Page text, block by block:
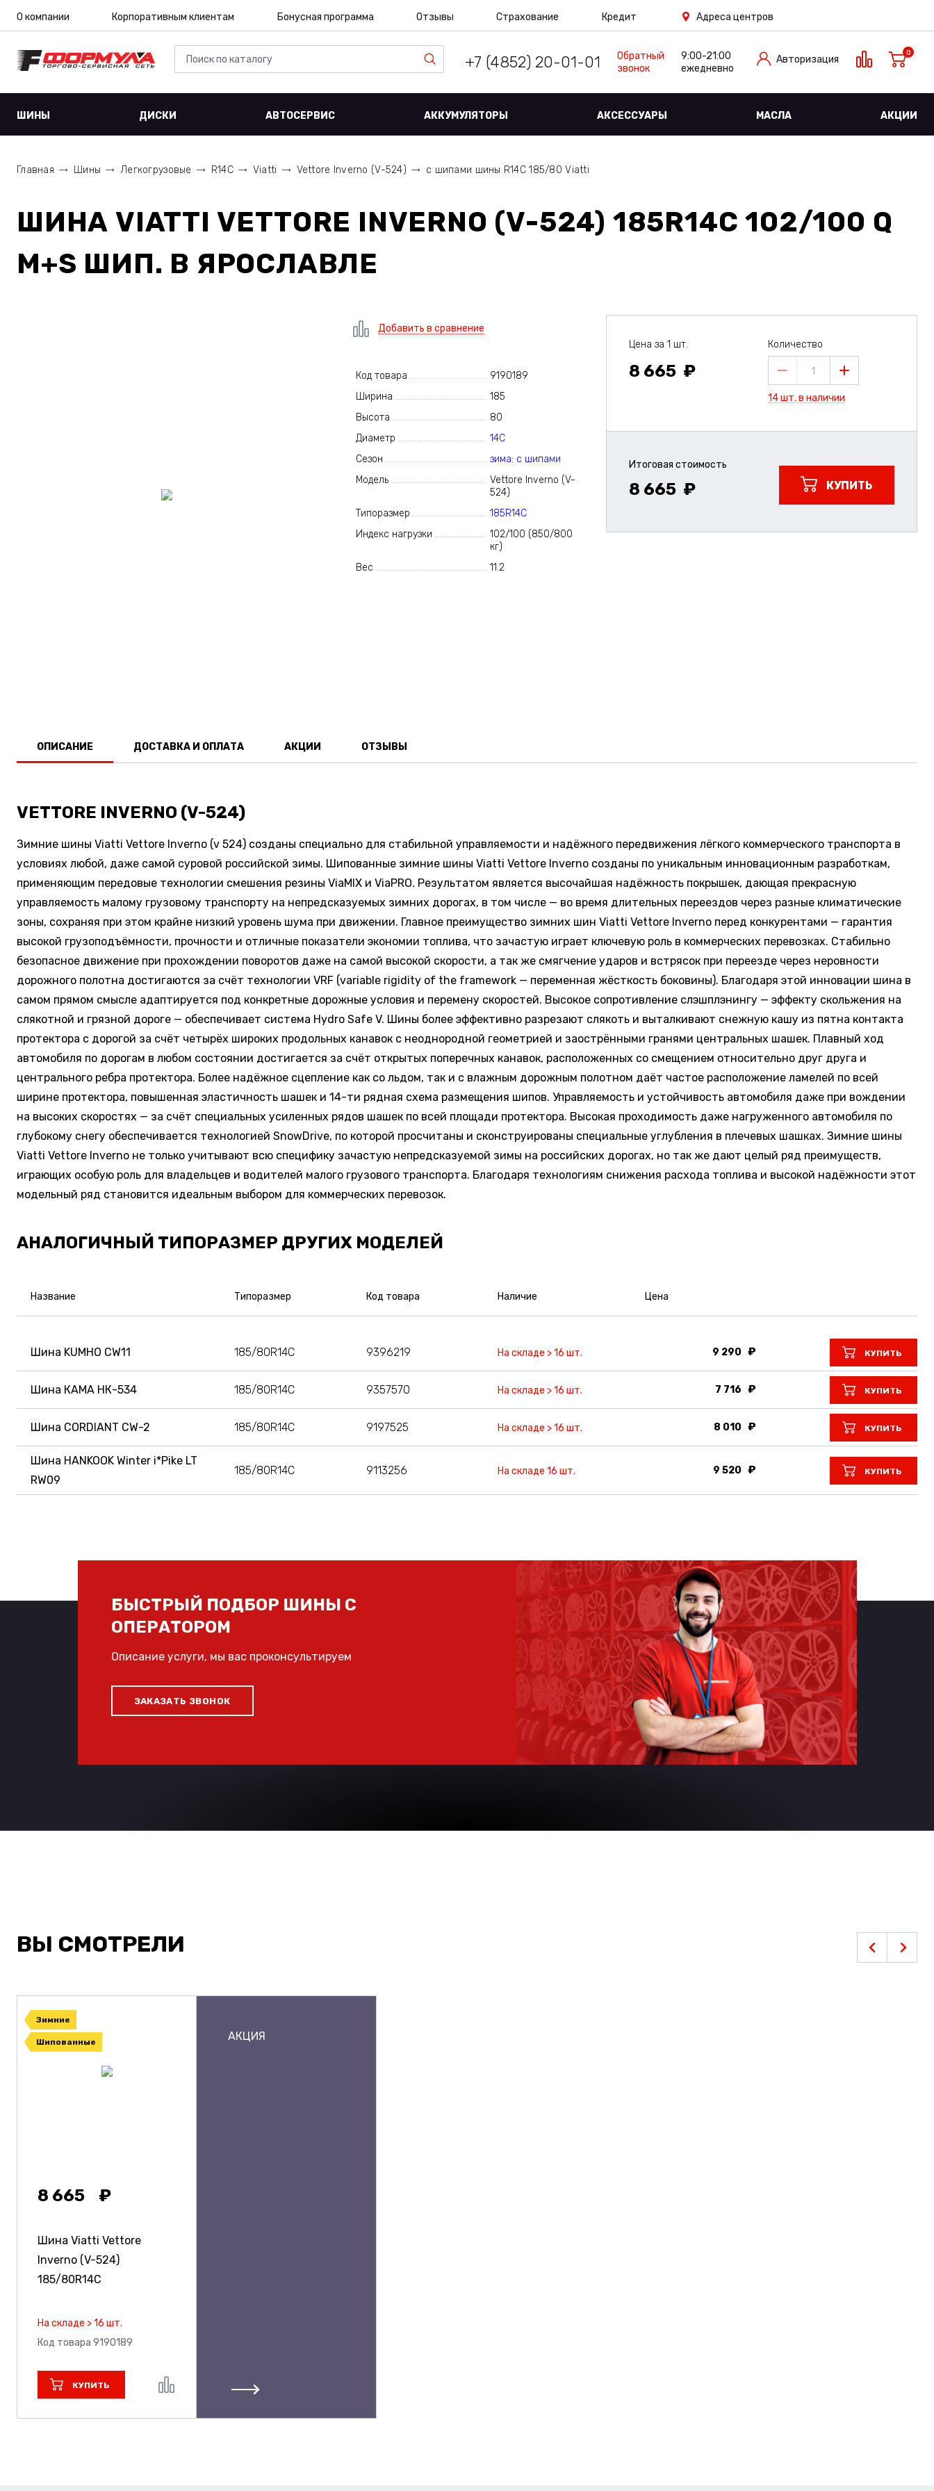
О компании Корпоративным клиентам Бонусная программа Отзывы Страхование Кредит Адреса центров
+7 (4852) 20-01-01
Обратный
звонок
9:00-21:00
ежедневно
Авторизация
0
ШИНЫ ДИСКИ АВТОСЕРВИС АККУМУЛЯТОРЫ АКСЕССУАРЫ МАСЛА АКЦИИ
Главная Шины Легкогрузовые R14C Viatti Vettore Inverno (V-524) с шипами шины R14C 185/80 Viatti
ШИНА VIATTI VETTORE INVERNO (V-524) 185R14C 102/100 Q
M+S ШИП. В ЯРОСЛАВЛЕ
Добавить в сравнение
Код товара
9190189
Ширина
185
Высота
80
Диаметр
14C
Сезон
зима: с шипами
Модель
Vettore Inverno (V-
524)
Типоразмер
185R14C
Индекс нагрузки
102/100 (850/800
кг)
Вес
11.2
Цена за 1 шт.
8 665
Количество
1
14 шт. в наличии
Итоговая стоимость
8 665 КУПИТЬ
ОПИСАНИЕ ДОСТАВКА И ОПЛАТА АКЦИИ ОТЗЫВЫ
VETTORE INVERNO (V-524)
Зимние шины Viatti Vettore Inverno (v 524) созданы специально для стабильной управляемости и надёжного передвижения лёгкого коммерческого транспорта в
условиях любой, даже самой суровой российской зимы. Шипованные зимние шины Viatti Vettore Inverno созданы по уникальным инновационным разработкам,
применяющим передовые технологии смешения резины ViaMIX и ViaPRO. Результатом является высочайшая надёжность покрышек, дающая прекрасную
управляемость малому грузовому транспорту на непредсказуемых зимних дорогах, в том числе — во время длительных переездов через разные климатические
зоны, сохраняя при этом крайне низкий уровень шума при движении. Главное преимущество зимних шин Viatti Vettore Inverno перед конкурентами — гарантия
высокой грузоподъёмности, прочности и отличные показатели экономии топлива, что зачастую играет ключевую роль в коммерческих перевозках. Стабильно
безопасное движение при прохождении поворотов даже на самой высокой скорости, а так же смягчение ударов и встрясок при переезде через неровности
дорожного полотна достигаются за счёт технологии VRF (variable rigidity of the framework — переменная жёсткость боковины). Благодаря этой инновации шина в
самом прямом смысле адаптируется под конкретные дорожные условия и перемену скоростей. Высокое сопротивление слэшплэнингу — эффекту скольжения на
слякотной и грязной дороге — обеспечивает система Hydro Safe V. Шины более эффективно разрезают слякоть и выталкивают снежную кашу из пятна контакта
протектора с дорогой за счёт четырёх широких продольных канавок с неоднородной геометрией и заострёнными гранями центральных шашек. Плавный ход
автомобиля по дорогам в любом состоянии достигается за счёт открытых поперечных канавок, расположенных со смещением относительно друг друга и
центрального ребра протектора. Более надёжное сцепление как со льдом, так и с влажным дорожным полотном даёт частое расположение ламелей по всей
ширине протектора, повышенная эластичность шашек и 14-ти рядная схема размещения шипов. Управляемость и устойчивость автомобиля даже при вождении
на высоких скоростях — за счёт специальных усиленных рядов шашек по всей площади протектора. Высокая проходимость даже нагруженного автомобиля по
глубокому снегу обеспечивается технологией SnowDrive, по которой просчитаны и сконструированы специальные углубления в плечевых шашках. Зимние шины
Viatti Vettore Inverno не только учитывают всю специфику зачастую непредсказуемой зимы на российских дорогах, но так же дают целый ряд преимуществ,
играющих особую роль для владельцев и водителей малого грузового транспорта. Благодаря технологиям снижения расхода топлива и высокой надёжности этот
модельный ряд становится идеальным выбором для коммерческих перевозок.
АНАЛОГИЧНЫЙ ТИПОРАЗМЕР ДРУГИХ МОДЕЛЕЙ
Название Типоразмер Код товара Наличие Цена
Шина KUMHO CW11 185/80R14C 9396219 На складе > 16 шт. 9 290 КУПИТЬ
Шина КАМА НК-534 185/80R14C 9357570 На складе > 16 шт. 7 716 КУПИТЬ
Шина CORDIANT CW-2 185/80R14C 9197525 На складе > 16 шт. 8 010 КУПИТЬ
Шина HANKOOK Winter i*Pike LT
RW09
185/80R14C 9113256 На складе 16 шт. 9 520 КУПИТЬ
БЫСТРЫЙ ПОДБОР ШИНЫ С
ОПЕРАТОРОМ
Описание услуги, мы вас проконсультируем
ЗАКАЗАТЬ ЗВОНОК
ВЫ СМОТРЕЛИ
Зимние
Шипованные
8 665
Шина Viatti Vettore
Inverno (V-524)
185/80R14C
На складе > 16 шт.
Код товара 9190189
КУПИТЬ
АКЦИЯ